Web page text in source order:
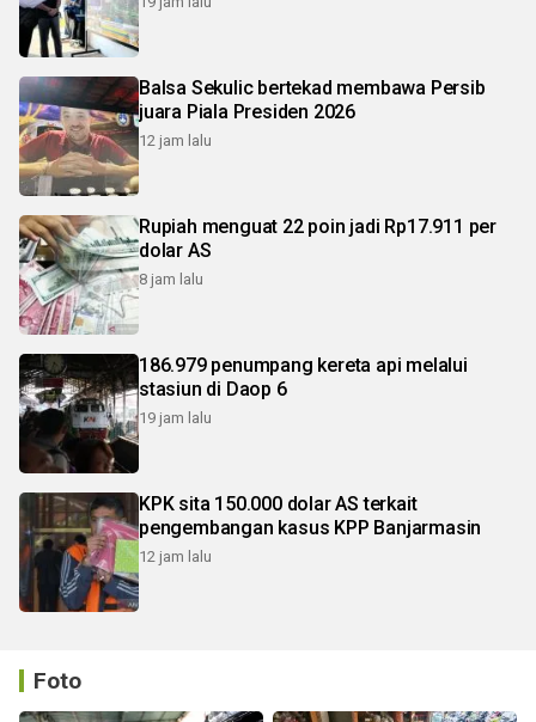
Balsa Sekulic bertekad membawa Persib
juara Piala Presiden 2026
12 jam lalu
Rupiah menguat 22 poin jadi Rp17.911 per
dolar AS
8 jam lalu
186.979 penumpang kereta api melalui
stasiun di Daop 6
19 jam lalu
KPK sita 150.000 dolar AS terkait
pengembangan kasus KPP Banjarmasin
12 jam lalu
Foto